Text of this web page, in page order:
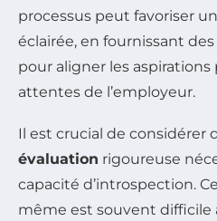
processus peut favoriser
éclairée, en fournissant
pour aligner les aspirations
attentes de l’employeur.
Il est crucial de considérer
évaluation rigoureuse
capacité d’introspection.
même est souvent difficile